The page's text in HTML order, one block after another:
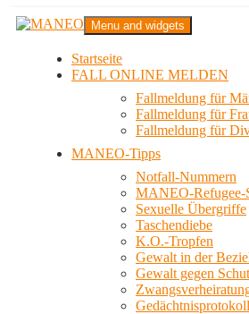
Zum
InhaltMANEO
Das schwule Anti-Gewalt-Projekt in
Menu and widgets
Startseite
FALL ONLINE MELDEN
Fallmeldung für
Fallmeldung für
Fallmeldung für
MANEO-Tipps
Notfall-Nummern
MANEO-Refugee-
Sexuelle Übergriffe
Taschendiebe
K.O.-Tropfen
Gewalt in der
Gewalt gegen
Gedächtnisprotokoll